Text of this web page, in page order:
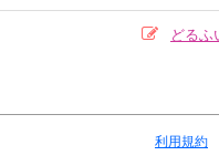
どるふ
利用規約